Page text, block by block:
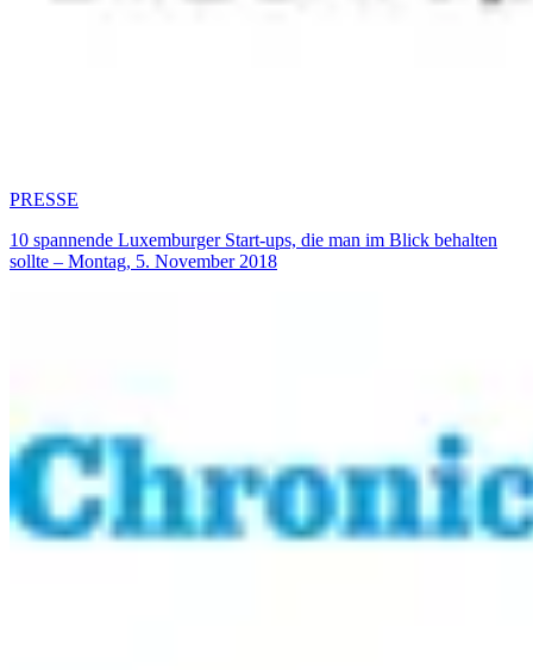
PRESSE
10 spannende Luxemburger Start-ups, die man im Blick behalten
sollte – Montag, 5. November 2018